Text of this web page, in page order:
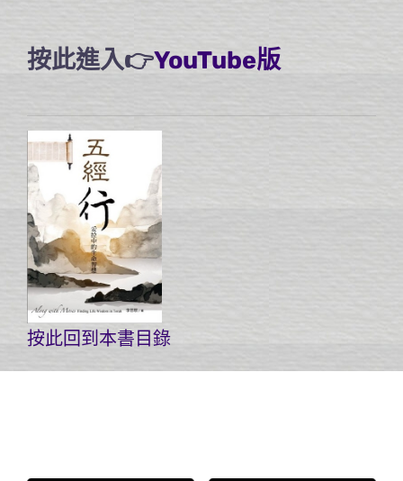
按此進入👉YouTube版
按此回到本書目錄